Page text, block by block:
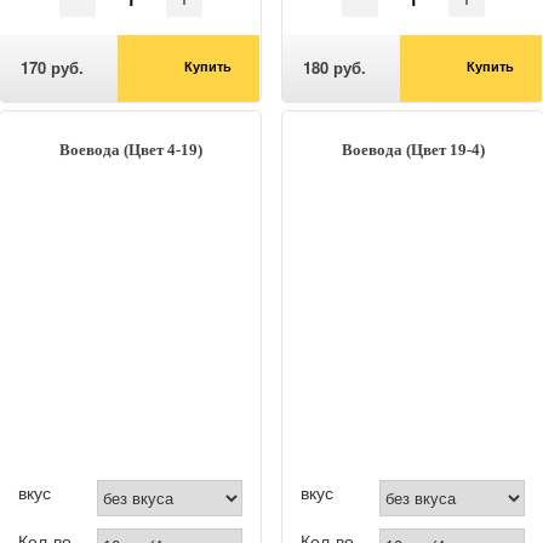
170 руб. Купить 180 руб. Купить
Воевода (Цвет 4-19)
вкус
Воевода (Цвет 19-4)
вкус